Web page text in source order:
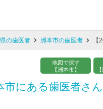
の歯医者 洲本市の歯医者
地図で探す
【洲本市】
市にある歯医者さ